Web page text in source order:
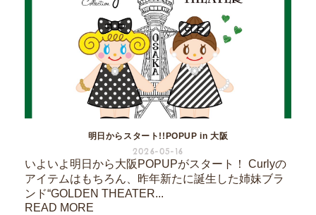
明日からスタート!!POPUP in 大阪
2026-05-16
いよいよ明日から大阪POPUPがスタート！ Curlyの
アイテムはもちろん、昨年新たに誕生した姉妹ブラ
ンド“GOLDEN THEATER...
READ MORE